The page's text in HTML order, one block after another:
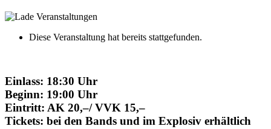
Diese Veranstaltung hat bereits stattgefunden.
Einlass: 18:30 Uhr
Beginn: 19:00 Uhr
Eintritt: AK 20,–/ VVK 15,–
Tickets: bei den Bands und im Explosiv erhältlich